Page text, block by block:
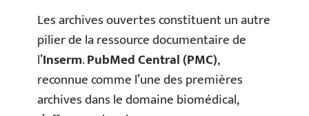
Les archives ouvertes constituent un autre
pilier de la ressource documentaire de
l’Inserm.PubMed Central (PMC),
reconnue comme l’une des premières
archives dans le domaine biomédical,